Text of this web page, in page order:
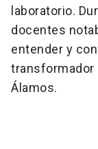
laboratorio.
docentes
entender y
transformador
Álamos.